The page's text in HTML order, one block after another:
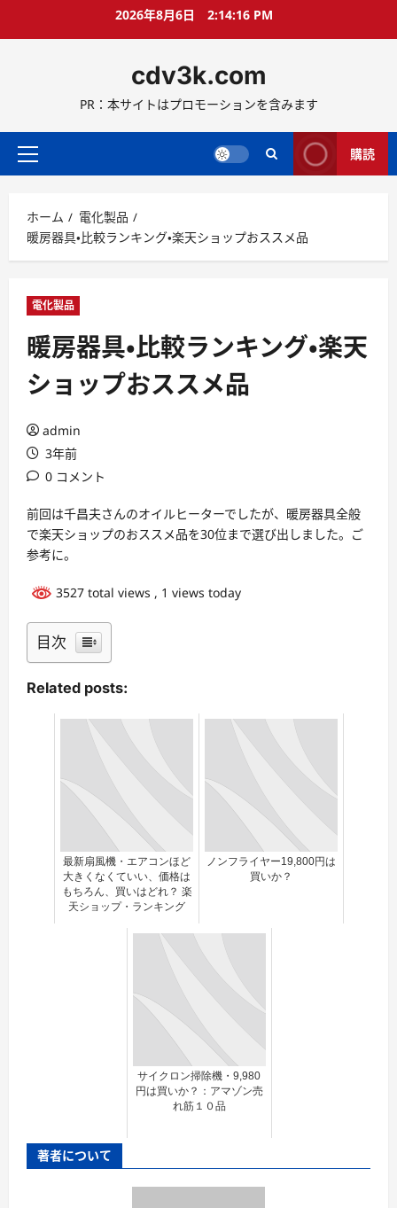
ス
ッ
2026年8月6日 2:14:17 PM
cdv3k.com
PR：本サイトはプロモーションを含みます
メ
メ
ニ
ュ
購読
ホーム
電化製品
暖房器具・比較ランキング・楽天ショップおススメ品
電化製品
暖房器具・比較ランキング・楽天
ショップおススメ品
admin
3年前
0 コメント
前回は千昌夫さんのオイルヒーターでしたが、暖房器具全般
で楽天ショップのおススメ品を30位まで選び出しました。ご
参考に。
3527 total views , 1 views today
目次
Related posts:
最新扇風機・エアコンほど
大きくなくていい、価格は
もちろん、買いはどれ？ 楽
天ショップ・ランキング
ノンフライヤー19,800円は
買いか？
サイクロン掃除機・9,980
円は買いか？：アマゾン売
れ筋１０品
著者について